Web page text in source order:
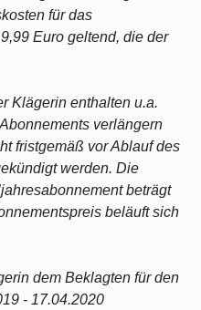
für das
Euro geltend, die der
Klägerin enthalten u.a.
verlängern
fristgemäß vor Ablauf des
werden. Die
beträgt
beläuft sich
dem Beklagten für den
- 17.04.2020